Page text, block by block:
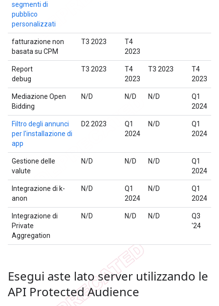
segmenti di
pubblico
personalizzati
fatturazione non
basata su CPM
T3 2023
T4
2023
Report
debug
T3 2023
T4
2023
T3 2023
T4
2023
Mediazione Open
Bidding
N/D N/D N/D
Q1
2024
Filtro degli annunci
per l'installazione di
app
D2 2023
Q1
2024
N/D
Q1
2024
Gestione delle
valute
N/D N/D N/D
Q1
2024
Integrazione di k-
anon
N/D
Q1
2024
N/D
Q1
2024
Integrazione di
Private
Aggregation
N/D N/D N/D
Q3
'24
Esegui aste lato server utilizzando le
API Protected Audience